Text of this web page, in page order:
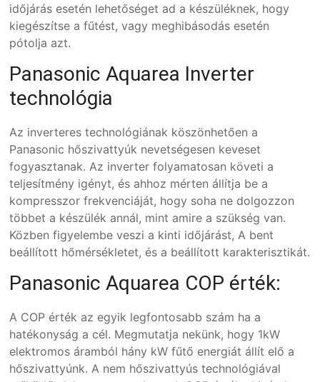
időjárás esetén lehetőséget ad a készüléknek, hogy
kiegészítse a fűtést, vagy meghibásodás esetén
pótolja azt.
Panasonic Aquarea Inverter
technológia
Az inverteres technológiának köszönhetően a
Panasonic hőszivattyúk nevetségesen keveset
fogyasztanak. Az inverter folyamatosan követi a
teljesítmény igényt, és ahhoz mérten állítja be a
kompresszor frekvenciáját, hogy soha ne dolgozzon
többet a készülék annál, mint amire a szükség van.
Közben figyelembe veszi a kinti időjárást, A bent
beállított hőmérsékletet, és a beállított karakterisztikát.
Panasonic Aquarea COP érték:
A COP érték az egyik legfontosabb szám ha a
hatékonyság a cél. Megmutatja nekünk, hogy 1kW
elektromos áramból hány kW fűtő energiát állít elő a
hőszivattyúnk. A nem hőszivattyús technológiával